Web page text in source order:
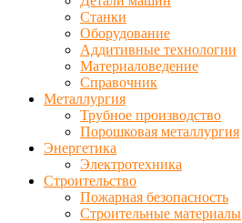
Станки
Оборудование
Аддитивные технологии
Материаловедение
Справочник
Металлургия
Трубное производство
Порошковая металлургия
Энергетика
Электротехника
Строительство
Пожарная безопасность
Строительные материалы